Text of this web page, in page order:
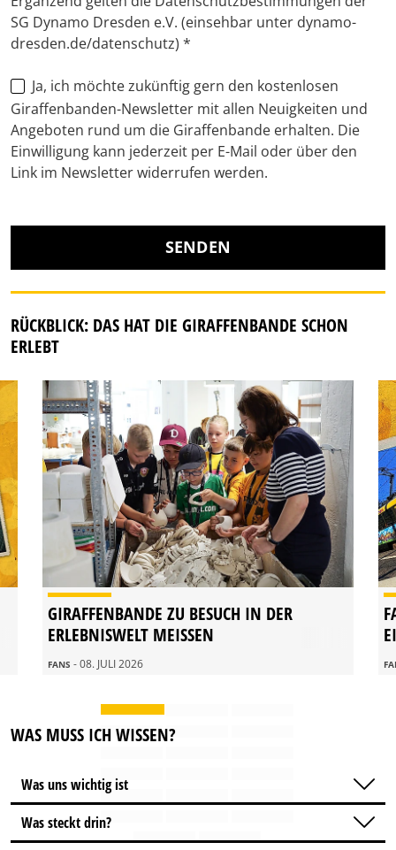
SG Dynamo Dresden e.V. (einsehbar unter dynamo-
dresden.de/datenschutz) *
Ja, ich möchte zukünftig gern den kostenlosen
Giraffenbanden-Newsletter mit allen Neuigkeiten und
Angeboten rund um die Giraffenbande erhalten. Die
Einwilligung kann jederzeit per E-Mail oder über den
Link im Newsletter widerrufen werden.
SENDEN
RÜCKBLICK: DAS HAT DIE GIRAFFENBANDE SCHON
ERLEBT
GIRAFFENBANDE ZU BESUCH IN DER
ERLEBNISWELT MEISSEN
FANS - 08. JULI 2026
WAS MUSS ICH WISSEN?
Was uns wichtig ist
Was steckt drin?